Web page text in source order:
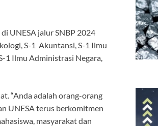
UNESA jalur SNBP 2024
S-1 Akuntansi, S-1 Ilmu
1 Ilmu Administrasi Negara,
“Anda adalah orang-orang
UNESA terus berkomitmen
masyarakat dan